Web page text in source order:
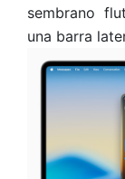
sembrano
una barra